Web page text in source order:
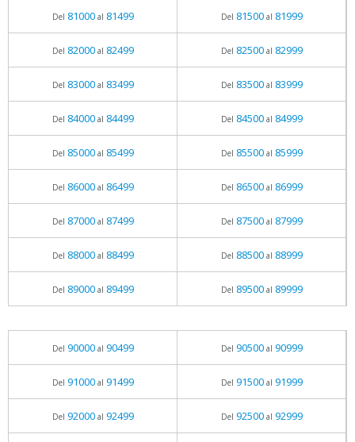
Del 81000al 81499 Del 81500al 81999
Del 82000al 82499 Del 82500al 82999
Del 83000al 83499 Del 83500al 83999
Del 84000al 84499 Del 84500al 84999
Del 85000al 85499 Del 85500al 85999
Del 86000al 86499 Del 86500al 86999
Del 87000al 87499 Del 87500al 87999
Del 88000al 88499 Del 88500al 88999
Del 89000al 89499 Del 89500al 89999
Del 90000al 90499 Del 90500al 90999
Del 91000al 91499 Del 91500al 91999
Del 92000al 92499 Del 92500al 92999